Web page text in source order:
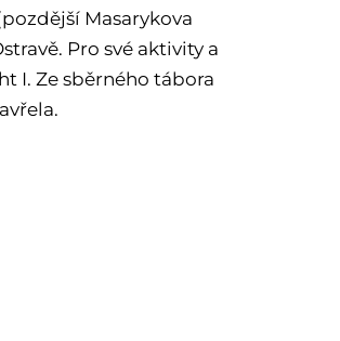
Masarykova
Pro své aktivity a
I. Ze sběrného tábora